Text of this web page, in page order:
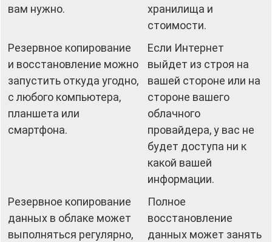
вам нужно.
хранилища и
стоимости.
Резервное копирование
и восстановление можно
запустить откуда угодно,
с любого компьютера,
планшета или
смартфона.
Если Интернет
выйдет из строя на
вашей стороне или на
стороне вашего
облачного
провайдера, у вас не
будет доступа ни к
какой вашей
информации.
Резервное копирование
данных в облаке может
выполняться регулярно,
Полное
восстановление
данных может занять